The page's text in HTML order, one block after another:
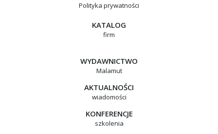
Polityka prywatności
KATALOG
firm
WYDAWNICTWO
Malamut
AKTUALNOŚCI
wiadomości
KONFERENCJE
szkolenia